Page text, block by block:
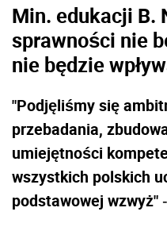
Min. edukacji B.
sprawności nie
nie będzie
"Podjęliśmy się
przebadania,
umiejętności
wszystkich polskich
podstawowej wzwyż"